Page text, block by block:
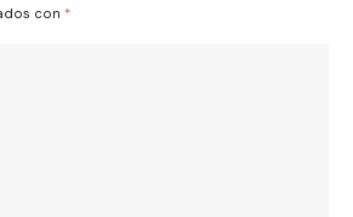
con *